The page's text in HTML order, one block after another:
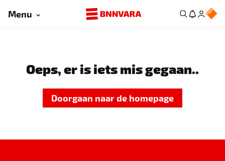
Menu
Oeps, er is iets mis gegaan..
Doorgaan naar de homepage